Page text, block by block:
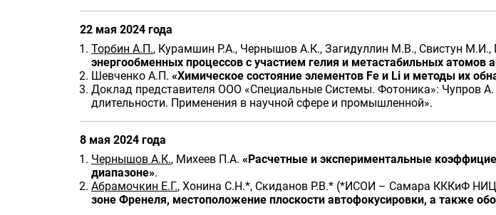
22 мая 2024 года
Торбин А.П., Курамшин Р.А., Чернышов А.К., Загидуллин М.В., Свистун М.И.,
энергообменных процессов с участием гелия и метастабильных атомов
Шевченко А.П. «Химическое состояние элементов Fe и Li и методы их
Доклад представителя ООО «Специальные Системы. Фотоника»: Чупров
длительности. Применения в научной сфере и промышленной».
8 мая 2024 года
Чернышов А.К., Михеев П.А. «Расчетные и экспериментальные
диапазоне».
Абрамочкин Е.Г., Хонина С.Н.*, Скиданов Р.В.* (*ИСОИ – Самара КККиФ НИЦ
зоне Френеля, местоположение плоскости автофокусировки, а также